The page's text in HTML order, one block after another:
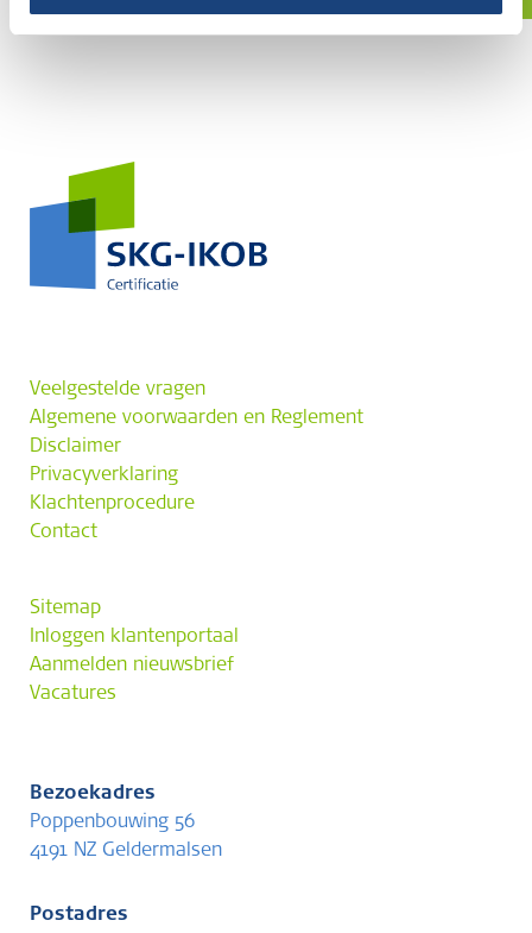
Veelgestelde vragen
Algemene voorwaarden en Reglement
Disclaimer
Privacyverklaring
Klachtenprocedure
Contact
Sitemap
Inloggen klantenportaal
Aanmelden nieuwsbrief
Vacatures
Bezoekadres
Poppenbouwing 56
4191 NZ Geldermalsen
Postadres